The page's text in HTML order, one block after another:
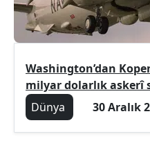
Washington’dan
milyar dolarlık askerî
Dünya
30 Aralık